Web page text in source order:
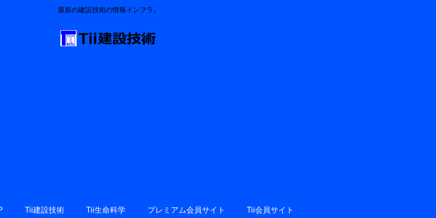
最新の建設技術の情報インフラ。
Tii建設技術 Tii生命科学 プレミアム会員サイト Tii会員サイト